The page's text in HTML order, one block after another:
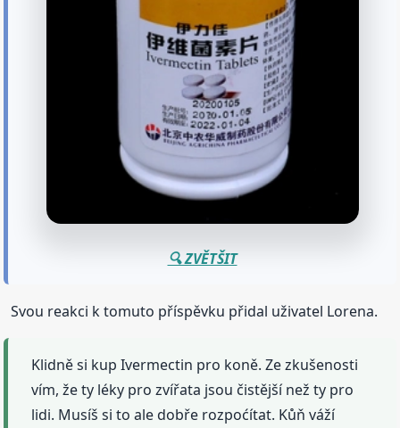
🔍 ZVĚTŠIT
Svou reakci k tomuto příspěvku přidal uživatel Lorena.
Klidně si kup Ivermectin pro koně. Ze zkušenosti
vím, že ty léky pro zvířata jsou čistější než ty pro
lidi. Musíš si to ale dobře rozpoćítat. Kůň váží